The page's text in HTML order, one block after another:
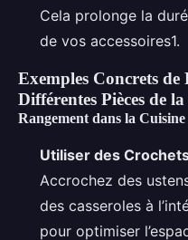
Cela prolonge la
de vos accessoires1.
Exemples Concrets de
Différentes Pièces de
Rangement dans la Cuisine
Utiliser des
Accrochez des
des casseroles à
pour optimiser